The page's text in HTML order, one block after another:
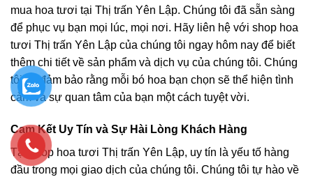
mua hoa tươi tại Thị trấn Yên Lập. Chúng tôi đã sẵn sàng
để phục vụ bạn mọi lúc, mọi nơi. Hãy liên hệ với shop hoa
tươi Thị trấn Yên Lập của chúng tôi ngay hôm nay để biết
thêm chi tiết về sản phẩm và dịch vụ của chúng tôi. Chúng
tôi sẽ đảm bảo rằng mỗi bó hoa bạn chọn sẽ thể hiện tình
cảm và sự quan tâm của bạn một cách tuyệt vời.
Cam Kết Uy Tín và Sự Hài Lòng Khách Hàng
Tại shop hoa tươi Thị trấn Yên Lập, uy tín là yếu tố hàng
đầu trong mọi giao dịch của chúng tôi. Chúng tôi tự hào về